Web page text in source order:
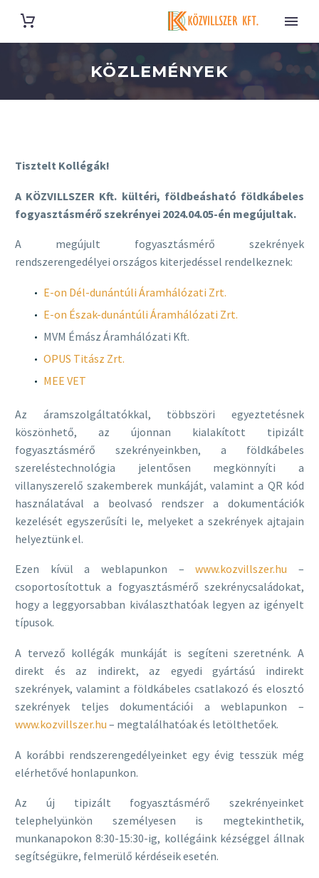
KÖZLEMÉNYEK
Tisztelt Kollégák!
A KÖZVILLSZER Kft. kültéri, földbeásható földkábeles
fogyasztásmérő szekrényei 2024.04.05-én megújultak.
A megújult fogyasztásmérő szekrények
rendszerengedélyei országos kiterjedéssel rendelkeznek:
E-on Dél-dunántúli Áramhálózati Zrt.
E-on Észak-dunántúli Áramhálózati Zrt.
MVM Émász Áramhálózati Kft.
OPUS Titász Zrt.
MEE VET
Az áramszolgáltatókkal, többszöri egyeztetésnek
köszönhető, az újonnan kialakított tipizált
fogyasztásmérő szekrényeinkben, a földkábeles
szereléstechnológia jelentősen megkönnyíti a
villanyszerelő szakemberek munkáját, valamint a QR kód
használatával a beolvasó rendszer a dokumentációk
kezelését egyszerűsíti le, melyeket a szekrények ajtajain
helyeztünk el.
Ezen kívül a weblapunkon –www.kozvillszer.hu –
csoportosítottuk a fogyasztásmérő szekrénycsaládokat,
hogy a leggyorsabban kiválaszthatóak legyen az igényelt
típusok.
A tervező kollégák munkáját is segíteni szeretnénk. A
direkt és az indirekt, az egyedi gyártású indirekt
szekrények, valamint a földkábeles csatlakozó és elosztó
szekrények teljes dokumentációi a weblapunkon –
www.kozvillszer.hu – megtalálhatóak és letölthetőek.
A korábbi rendszerengedélyeinket egy évig tesszük még
elérhetővé honlapunkon.
Az új tipizált fogyasztásmérő szekrényeinket
telephelyünkön személyesen is megtekinthetik,
munkanapokon 8:30-15:30-ig, kollégáink kézséggel állnak
segítségükre, felmerülő kérdéseik esetén.